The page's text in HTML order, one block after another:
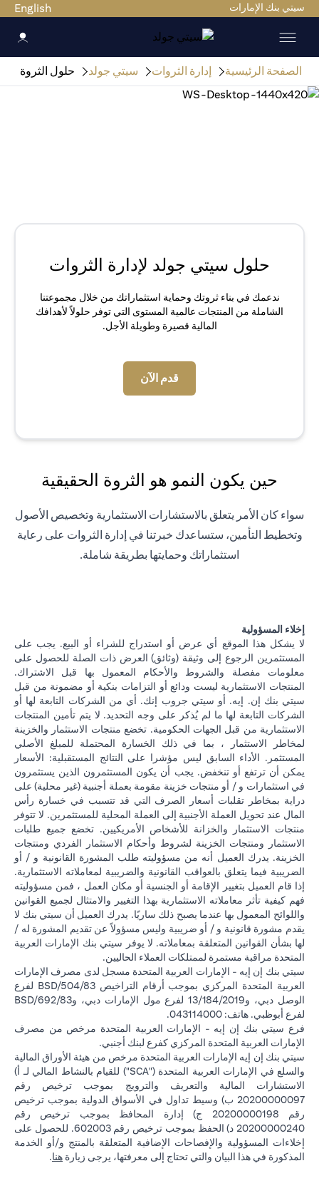
سيتي بنك الإمارات English
الصفحة الرئيسية إدارة الثروات سيتي جولد حلول الثروة
حلول سيتي جولد لإدارة الثروات
ندعمك في بناء ثروتك وحماية استثماراتك من خلال مجموعتنا
الشاملة من المنتجات عالمية المستوى التي توفر حلولاً لأهدافك
المالية قصيرة وطويلة الأجل.
قدم الآن
حين يكون النمو هو الثروة الحقيقية
سواء كان الأمر يتعلق بالاستشارات الاستثمارية وتخصيص الأصول
وتخطيط التأمين، ستساعدك خبرتنا في إدارة الثروات على رعاية
استثماراتك وحمايتها بطريقة شاملة.
إخلاء المسؤولية
لا يشكل هذا الموقع أي عرض أو استدراج للشراء أو البيع. يجب على
المستثمرين الرجوع إلى وثيقة (وثائق) العرض ذات الصلة للحصول على
معلومات مفصلة والشروط والأحكام المعمول بها قبل الاشتراك.
المنتجات الاستثمارية ليست ودائع أو التزامات بنكية أو مضمونة من قبل
سيتي بنك إن. إيه. أو سيتي جروب إنك. أي من الشركات التابعة لها أو
الشركات التابعة لها ما لم يُذكر على وجه التحديد. لا يتم تأمين المنتجات
الاستثمارية من قبل الجهات الحكومية. تخضع منتجات الاستثمار والخزينة
لمخاطر الاستثمار ، بما في ذلك الخسارة المحتملة للمبلغ الأصلي
المستثمر. الأداء السابق ليس مؤشرا على النتائج المستقبلية: الأسعار
يمكن أن ترتفع أو تنخفض. يجب أن يكون المستثمرون الذين يستثمرون
في استثمارات و / أو منتجات خزينة مقومة بعملة أجنبية (غير محلية) على
دراية بمخاطر تقلبات أسعار الصرف التي قد تتسبب في خسارة رأس
المال عند تحويل العملة الأجنبية إلى العملة المحلية للمستثمرين. لا تتوفر
منتجات الاستثمار والخزانة للأشخاص الأمريكيين. تخضع جميع طلبات
الاستثمار ومنتجات الخزينة لشروط وأحكام الاستثمار الفردي ومنتجات
الخزينة. يدرك العميل أنه من مسؤوليته طلب المشورة القانونية و / أو
الضريبية فيما يتعلق بالعواقب القانونية والضريبية لمعاملاته الاستثمارية.
إذا قام العميل بتغيير الإقامة أو الجنسية أو مكان العمل ، فمن مسؤوليته
فهم كيفية تأثر معاملاته الاستثمارية بهذا التغيير والامتثال لجميع القوانين
واللوائح المعمول بها عندما يصبح ذلك ساريًا. يدرك العميل أن سيتي بنك لا
يقدم مشورة قانونية و / أو ضريبية وليس مسؤولاً عن تقديم المشورة له /
لها بشأن القوانين المتعلقة بمعاملاته. لا يوفر سيتي بنك الإمارات العربية
المتحدة مراقبة مستمرة لممتلكات العملاء الحاليين.
سيتي بنك إن إيه - الإمارات العربية المتحدة مسجل لدى مصرف الإمارات
العربية المتحدة المركزي بموجب أرقام التراخيص BSD/504/83 لفرع
الوصل دبي، و13/184/2019 لفرع مول الإمارات دبي، وBSD/692/83
لفرع أبوظبي. هاتف: 043114000.
فرع سيتي بنك إن إيه - الإمارات العربية المتحدة مرخص من مصرف
الإمارات العربية المتحدة المركزي كفرع لبنك أجنبي.
سيتي بنك إن إيه الإمارات العربية المتحدة مرخص من هيئة الأوراق المالية
والسلع في الإمارات العربية المتحدة ("SCA") للقيام بالنشاط المالي لـ أ)
الاستشارات المالية والتعريف والترويج بموجب ترخيص رقم
20200000097 ب) وسيط تداول في الأسواق الدولية بموجب ترخيص
رقم 20200000198 ج) إدارة المحافظ بموجب ترخيص رقم
20200000240 د) الحفظ بموجب ترخيص رقم 602003. للحصول على
إخلاءات المسؤولية والإفصاحات الإضافية المتعلقة بالمنتج و/أو الخدمة
المذكورة في هذا البيان والتي تحتاج إلى معرفتها، يرجى زيارة هنا.